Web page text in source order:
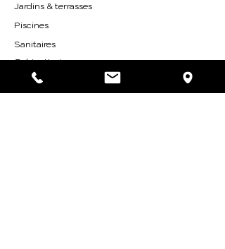
Jardins & terrasses
Piscines
Sanitaires
Robinetteries
Accessoires